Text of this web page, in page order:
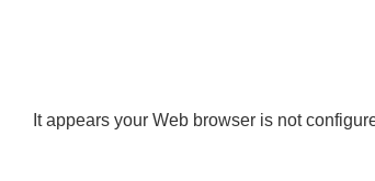
It appears your Web browser is not